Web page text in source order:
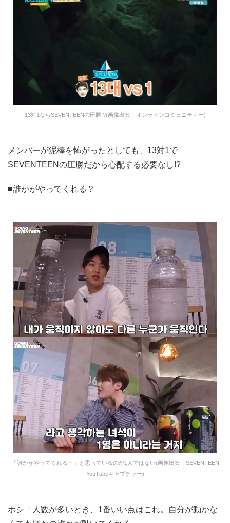
13対1ならSEVENTEENの圧勝!?(画像出典：オンラインコミュニティー)
メンバーが泥棒を怖がったとしても、13対1で
SEVENTEENの圧勝だから心配する必要なし!?
■誰かがやってくれる？
「誰かがやってくれる‥」と思っているのが1人ではない(画像出典：SEVENTEEN
YouTubeキャプチャー)
ホシ「人数が多いとき、1番いい点はこれ。自分が動かな